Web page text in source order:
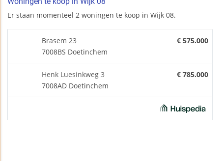
Er staan momenteel 2 woningen te koop in Wijk 08.
Brasem 23
7008BS Doetinchem
€ 575.000
Henk Luesinkweg 3
7008AD Doetinchem
€ 785.000